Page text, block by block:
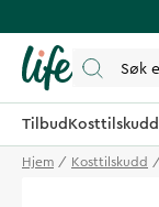
Tilbud Kosttilskudd
Hjem Kosttilskudd